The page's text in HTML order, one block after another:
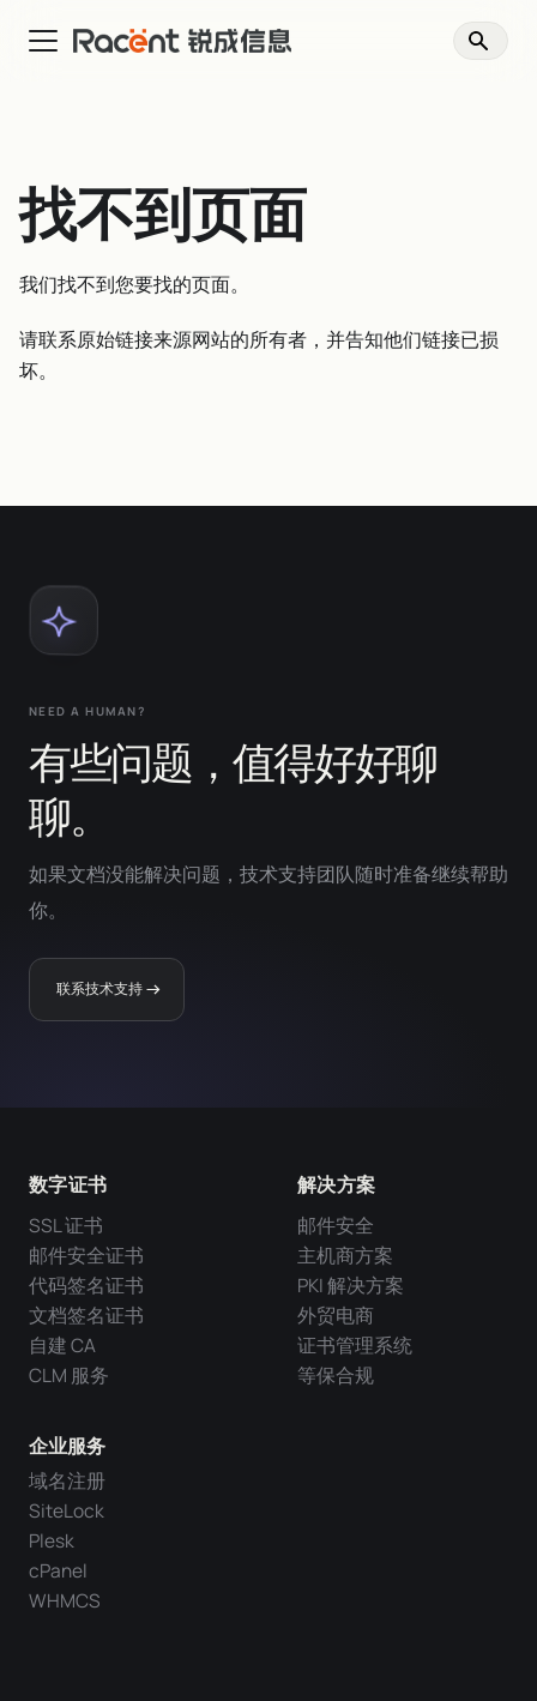
找不到页面
我们找不到您要找的页面。
请联系原始链接来源网站的所有者，并告知他们链接已损
坏。
NEED A HUMAN?
有些问题，值得好好聊
聊。
如果文档没能解决问题，技术支持团队随时准备继续帮助
你。
联系技术支持
数字证书
SSL 证书
邮件安全证书
代码签名证书
文档签名证书
自建 CA
CLM 服务
企业服务
域名注册
SiteLock
Plesk
cPanel
WHMCS
解决方案
邮件安全
主机商方案
PKI 解决方案
外贸电商
证书管理系统
等保合规